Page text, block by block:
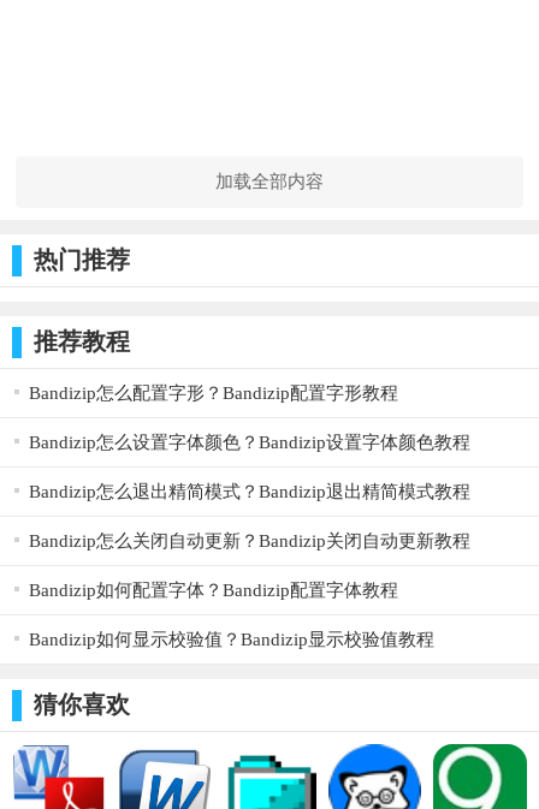
加载全部内容
热门推荐
推荐教程
Bandizip怎么配置字形？Bandizip配置字形教程
Bandizip怎么设置字体颜色？Bandizip设置字体颜色教程
Bandizip怎么退出精简模式？Bandizip退出精简模式教程
Bandizip怎么关闭自动更新？Bandizip关闭自动更新教程
Bandizip如何配置字体？Bandizip配置字体教程
Bandizip如何显示校验值？Bandizip显示校验值教程
猜你喜欢